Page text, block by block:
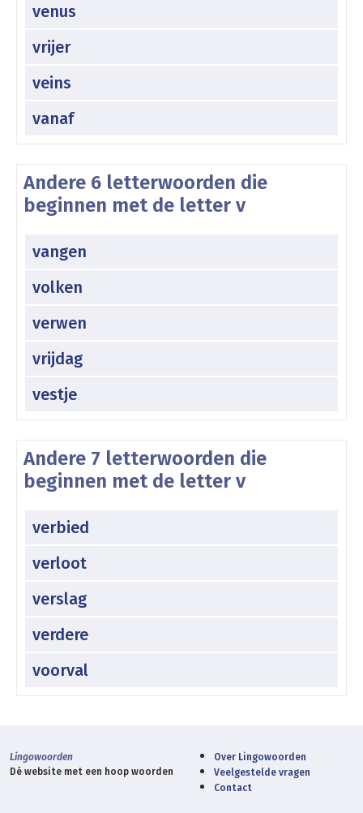
venus
vrijer
veins
vanaf
Andere 6 letterwoorden die
beginnen met de letter v
vangen
volken
verwen
vrijdag
vestje
Andere 7 letterwoorden die
beginnen met de letter v
verbied
verloot
verslag
verdere
voorval
Lingowoorden
Dé website met een hoop woorden
Over Lingowoorden
Veelgestelde vragen
Contact